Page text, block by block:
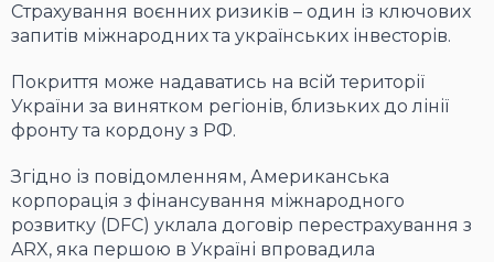
Страхування воєнних ризиків – один із ключових
запитів міжнародних та українських інвесторів.
Покриття може надаватись на всій території
України за винятком регіонів, близьких до лінії
фронту та кордону з РФ.
Згідно із повідомленням, Американська
корпорація з фінансування міжнародного
розвитку (DFC) уклала договір перестрахування з
ARX, яка першою в Україні впровадила